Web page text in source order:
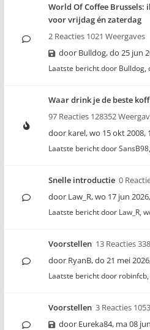
World Of Coffee Brussels:
voor vrijdag én zaterdag
2 Reacties 1021 Weergaves
door Bulldog,do 25 jun
Laatste bericht door Bulldog,
Waar drink je de beste
97 Reacties 128352
door karel,wo 15 okt 2008,
Laatste bericht doorSansB98,
Snelle introductie 0
door Law_R,wo 17 jun
Laatste bericht door Law_R,
Voorstellen 13 Reacties
door RyanB,do 21 mei
Laatste bericht door robinfcb,
Voorstellen 3 Reacties
door Eureka84, ma 08